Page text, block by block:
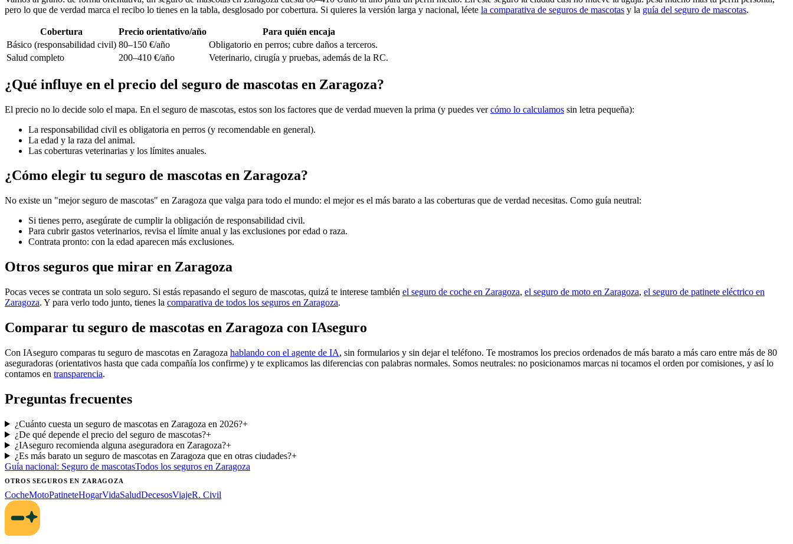
pero lo que de verdad marca el recibo lo tienes en la tabla, desglosado por cobertura. Si quieres la versión larga y nacional, léete la comparativa de seguros de mascotas y la guía del seguro de mascotas.
Cobertura Precio orientativo/año
Para quién encaja
Básico (responsabilidad civil) 80–150 €/año
Obligatorio en perros; cubre daños a terceros.
Salud completo
200–410 €/año Veterinario, cirugía y pruebas, además de la RC.
¿Qué influye en el precio del seguro de mascotas en Zaragoza?
El precio no lo decide solo el mapa. En el seguro de mascotas, estos son los factores que de verdad mueven la prima (y puedes vercómo lo calculamos sin letra pequeña):
La responsabilidad civil es obligatoria en perros (y recomendable en general).
La edad y la raza del animal.
Las coberturas veterinarias y los límites anuales.
¿Cómo elegir tu seguro de mascotas en Zaragoza?
No existe un "mejor seguro de mascotas" en Zaragoza que valga para todo el mundo: el mejor es el más barato a las coberturas que de verdad necesitas. Como guía neutral:
Si tienes perro, asegúrate de cumplir la obligación de responsabilidad civil.
Para cubrir gastos veterinarios, revisa el límite anual y las exclusiones por edad o raza.
Contrata pronto: con la edad aparecen más exclusiones.
Otros seguros que mirar en Zaragoza
Pocas veces se contrata un solo seguro. Si estás repasando el seguro de mascotas, quizá te interese también el seguro de coche en Zaragoza, el seguro de moto en Zaragoza, el seguro de patinete eléctrico en
Zaragoza. Y para verlo todo junto, tienes la comparativa de todos los seguros en Zaragoza.
Comparar tu seguro de mascotas en Zaragoza con IAseguro
Con IAseguro comparas tu seguro de mascotas en Zaragoza hablando con el agente de IA, sin formularios y sin dejar el teléfono. Te mostramos los precios ordenados de más barato a más caro entre más de 80
aseguradoras (orientativos hasta que cada compañía los confirme) y te explicamos las diferencias con palabras normales. Somos neutrales: no posicionamos marcas ni tocamos el orden por comisiones, y así lo
contamos en transparencia.
Preguntas frecuentes
¿Cuánto cuesta un seguro de mascotas en Zaragoza en 2026?+
¿De qué depende el precio del seguro de mascotas?+
¿IAseguro recomienda alguna aseguradora en Zaragoza?+
¿Es más barato un seguro de mascotas en Zaragoza que en otras ciudades?+
Guía nacional: Seguro de mascotasTodos los seguros en Zaragoza
OTROS SEGUROSEN ZARAGOZA
CocheMotoPatineteHogarVidaSaludDecesosViajeR. Civil